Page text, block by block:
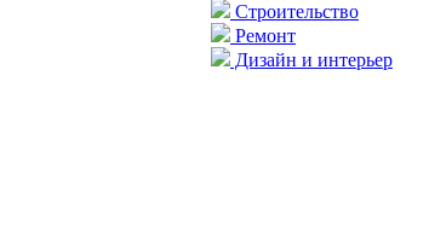
Строительство
Ремонт
Дизайн и интерьер